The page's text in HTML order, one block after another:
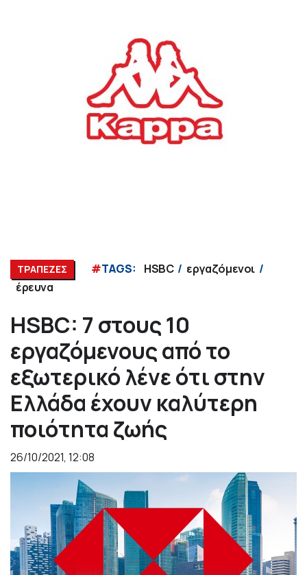
ΤΡΑΠΕΖΕΣ #TAGS: HSBC
εργαζόμενοι
έρευνα
HSBC: 7 στους 10
εργαζόμενους από το
εξωτερικό λένε ότι στην
Ελλάδα έχουν καλύτερη
ποιότητα ζωής
26/10/2021, 12:08